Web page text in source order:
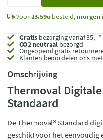
Voor23.59u besteld, morgen
Gratis bezorging vanaf 35,- *
CO2 neutraalbezorgd
Ongeopend gratis
Klanten beoordelen ons met
Omschrijving
Thermoval
Standaard
De Thermoval® Standard
geschikt voor het